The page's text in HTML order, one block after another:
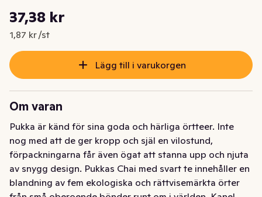
Nuvarande pris är: 37,38 kr
37,38 kr
1,87 kr /st
Styckpris: 1,87 kr /st
Lägg till i varukorgen
Om varan
Pukka är känd för sina goda och härliga örtteer. Inte
nog med att de ger kropp och själ en vilostund,
förpackningarna får även ögat att stanna upp och njuta
av snygg design. Pukkas Chai med svart te innehåller en
blandning av fem ekologiska och rättvisemärkta örter